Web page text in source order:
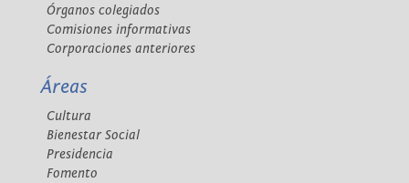
Órganos colegiados
Comisiones informativas
Corporaciones anteriores
Áreas
Cultura
Bienestar Social
Presidencia
Fomento